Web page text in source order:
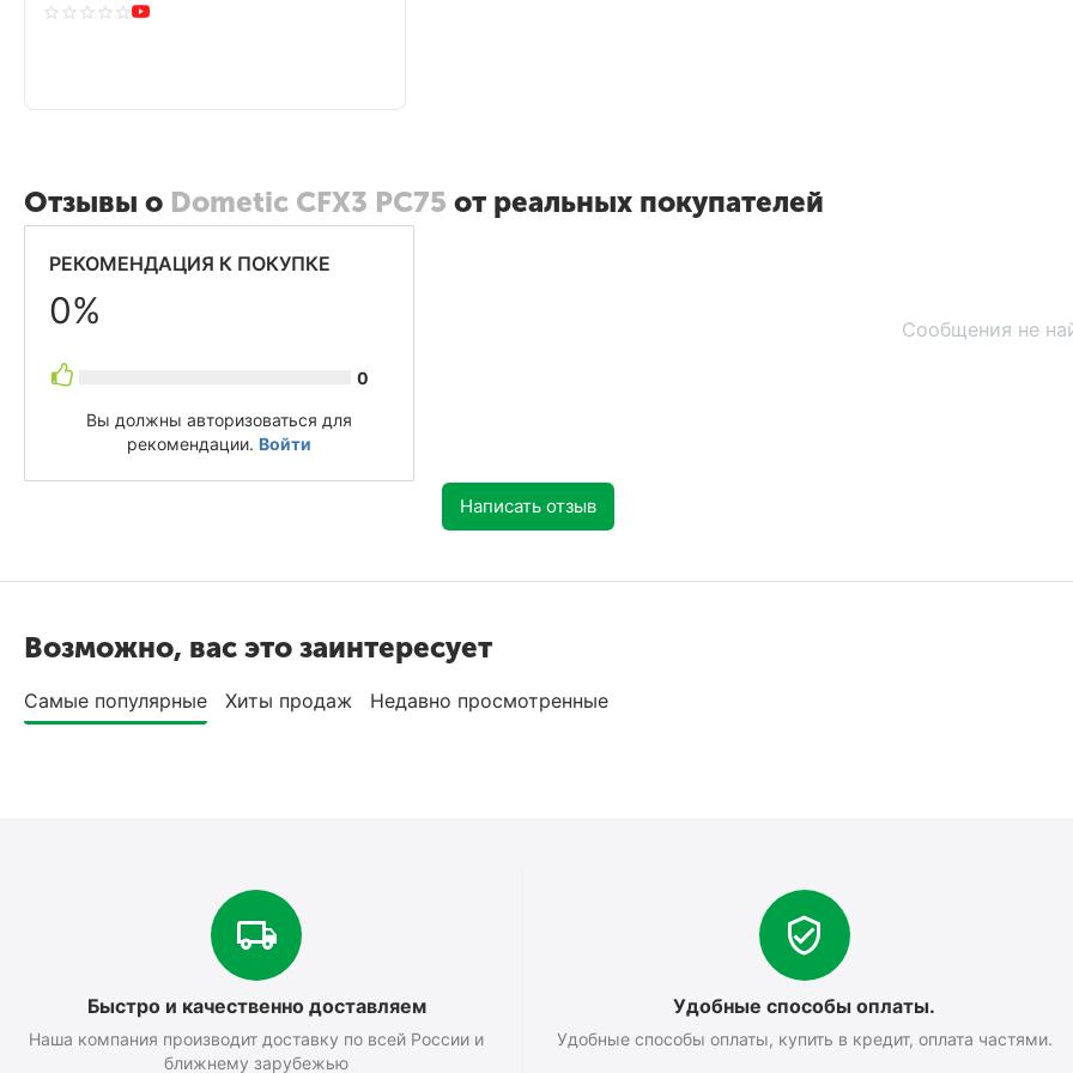
Отзывы о Dometic CFX3 PC75 от реальных покупателей
РЕКОМЕНДАЦИЯ К ПОКУПКЕ
0%
0
Вы должны авторизоваться для
рекомендации. Войти
Сообщения не
Написать отзыв
Возможно, вас это заинтересует
Самые популярные Хиты продаж Недавно просмотренные
Быстро и качественно доставляем
Наша компания производит доставку по всей России и
ближнему зарубежью
Удобные способы оплаты.
Удобные способы оплаты, купить в кредит, оплата частями.